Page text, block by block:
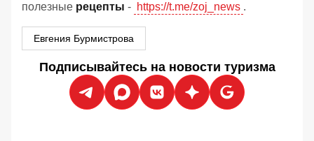
полезные рецепты - https://t.me/zoj_news .
Евгения Бурмистрова
Подписывайтесь на новости туризма